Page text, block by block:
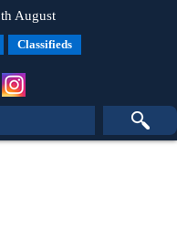
August
Classifieds